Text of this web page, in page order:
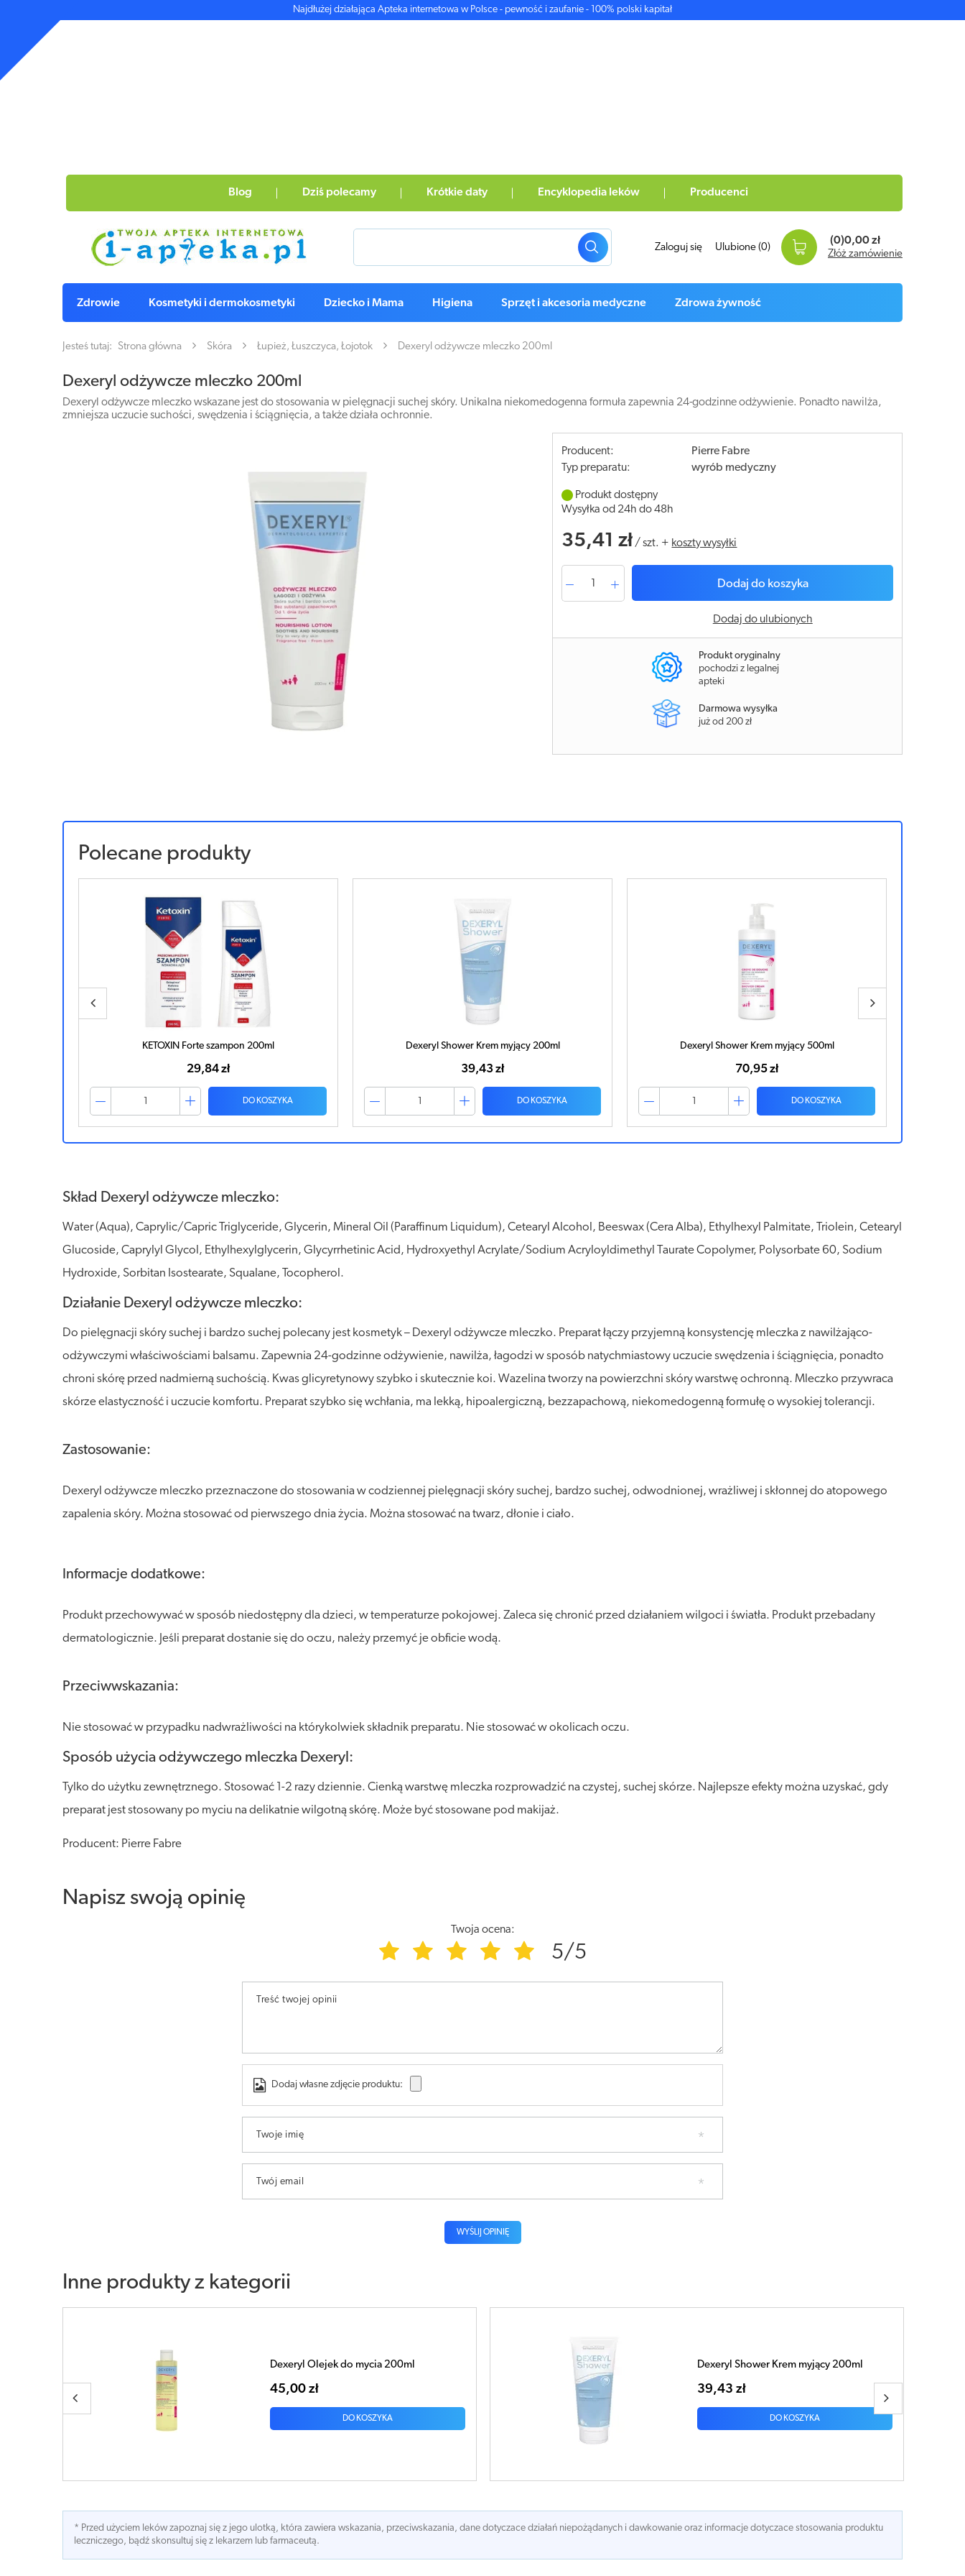
Najdłużej działająca Apteka internetowa w Polsce - pewność i zaufanie - 100% polski kapitał
Blog Dziś polecamy Krótkie daty Encyklopedia leków Producenci
Zaloguj się Ulubione (0)
(0)0,00 zł
Złóż zamówienie
Zdrowie Kosmetyki i dermokosmetyki Dziecko i Mama Higiena Sprzęt i akcesoria medyczne Zdrowa żywność
Jesteś tutaj: Strona główna Skóra Łupież, Łuszczyca, Łojotok Dexeryl odżywcze mleczko 200ml
Dexeryl odżywcze mleczko 200ml
Dexeryl odżywcze mleczko wskazane jest do stosowania w pielęgnacji suchej skóry. Unikalna niekomedogenna formuła zapewnia 24-godzinne odżywienie. Ponadto nawilża,
zmniejsza uczucie suchości, swędzenia i ściągnięcia, a także działa ochronnie.
Producent:
Pierre Fabre
Typ preparatu:
wyrób medyczny
Produkt dostępny
Wysyłka od 24h do 48h
35,41 zł /szt. + koszty wysyłki
Dodaj do koszyka
Dodaj do ulubionych
Produkt oryginalny
pochodzi z legalnej
apteki
Darmowa wysyłka
już od 200 zł
Polecane produkty
Dexeryl Shower Krem myjący 200ml
39,43 zł
DO KOSZYKA
Dexeryl Shower Krem myjący 500ml
70,95 zł
DO KOSZYKA
EDERIX Krem 200ml
38,44 zł
DO KOSZYKA
Skład Dexeryl odżywcze mleczko:
Water (Aqua), Caprylic/Capric Triglyceride, Glycerin, Mineral Oil (Paraffinum Liquidum), Cetearyl Alcohol, Beeswax (Cera Alba), Ethylhexyl Palmitate, Triolein, Cetearyl
Glucoside, Caprylyl Glycol, Ethylhexylglycerin, Glycyrrhetinic Acid, Hydroxyethyl Acrylate/Sodium Acryloyldimethyl Taurate Copolymer, Polysorbate 60, Sodium
Hydroxide, Sorbitan Isostearate, Squalane, Tocopherol.
Działanie Dexeryl odżywcze mleczko:
Do pielęgnacji skóry suchej i bardzo suchej polecany jest kosmetyk – Dexeryl odżywcze mleczko. Preparat łączy przyjemną konsystencję mleczka z nawilżająco-
odżywczymi właściwościami balsamu. Zapewnia 24-godzinne odżywienie, nawilża, łagodzi w sposób natychmiastowy uczucie swędzenia i ściągnięcia, ponadto
chroni skórę przed nadmierną suchością. Kwas glicyretynowy szybko i skutecznie koi. Wazelina tworzy na powierzchni skóry warstwę ochronną. Mleczko przywraca
skórze elastyczność i uczucie komfortu. Preparat szybko się wchłania, ma lekką, hipoalergiczną, bezzapachową, niekomedogenną formułę o wysokiej tolerancji.
Zastosowanie:
Dexeryl odżywcze mleczko przeznaczone do stosowania w codziennej pielęgnacji skóry suchej, bardzo suchej, odwodnionej, wrażliwej i skłonnej do atopowego
zapalenia skóry. Można stosować od pierwszego dnia życia. Można stosować na twarz, dłonie i ciało.
Informacje dodatkowe:
Produkt przechowywać w sposób niedostępny dla dzieci, w temperaturze pokojowej. Zaleca się chronić przed działaniem wilgoci i światła. Produkt przebadany
dermatologicznie. Jeśli preparat dostanie się do oczu, należy przemyć je obficie wodą.
Przeciwwskazania:
Nie stosować w przypadku nadwrażliwości na którykolwiek składnik preparatu. Nie stosować w okolicach oczu.
Sposób użycia odżywczego mleczka Dexeryl:
Tylko do użytku zewnętrznego. Stosować 1-2 razy dziennie. Cienką warstwę mleczka rozprowadzić na czystej, suchej skórze. Najlepsze efekty można uzyskać, gdy
preparat jest stosowany po myciu na delikatnie wilgotną skórę. Może być stosowane pod makijaż.
Producent: Pierre Fabre
Napisz swoją opinię
Twoja ocena:
5/5
Treść twojej opinii
Dodaj własne zdjęcie produktu:
Twoje imię
Twój email
WYŚLIJ OPINIĘ
Inne produkty z kategorii
Dexeryl Shower Krem myjący 200ml
39,43 zł
DO KOSZYKA
Dexeryl Shower Krem myjący 500ml
70,95 zł
DO KOSZYKA
* Przed użyciem leków zapoznaj się z jego ulotką, która zawiera wskazania, przeciwskazania, dane dotyczace działań niepożądanych i dawkowanie oraz informacje dotyczace stosowania produktu
leczniczego, bądź skonsultuj się z lekarzem lub farmaceutą.